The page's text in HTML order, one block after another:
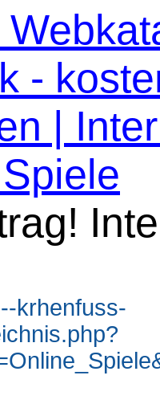
-
|
Spiele
krhenfuss-